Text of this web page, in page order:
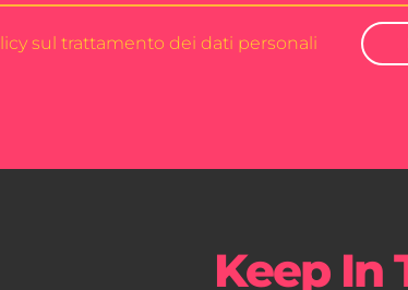
sul trattamento dei dati personali
Keep In